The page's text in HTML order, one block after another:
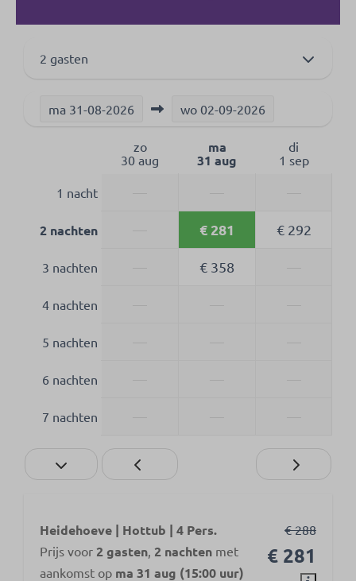
2 gasten
ma 31-08-2026 wo 02-09-2026
zo
30 aug
ma
31 aug
di
1 sep
1 nacht
2 nachten € 281 € 292
3 nachten € 358
4 nachten
5 nachten
6 nachten
7 nachten
€ 288
€ 281
Heidehoeve | Hottub | 4 Pers.
Prijs voor 2 gasten, 2 nachten met
aankomst op ma 31 aug (15:00 uur)